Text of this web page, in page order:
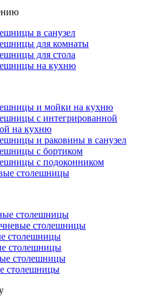
в санузел
для комнаты
для стола
на кухню
и мойки на кухню
с интегрированной
на кухню
и раковины в санузел
с бортиком
с подоконником
столешницы
столешницы
столешницы
столешницы
столешницы
столешницы
столешницы